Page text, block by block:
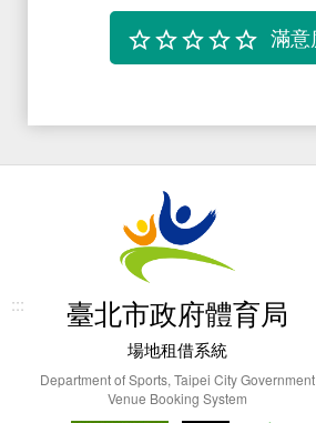
::: 臺北市政府體育局
場地租借系統
Department of Sports, Taipei City Government
Venue Booking System